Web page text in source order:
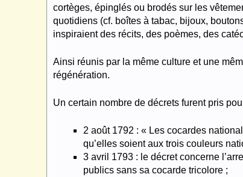
cortèges, épinglés ou brodés sur les
quotidiens (cf. boîtes à tabac, bijoux,
inspiraient des récits, des poèmes, des
Ainsi réunis par la même culture et une
régénération.
Un certain nombre de décrets furent pris
2 août 1792 : « Les cocardes
qu’elles soient aux trois couleurs
3 avril 1793 : le décret concerne
publics sans sa cocarde tricolore ;